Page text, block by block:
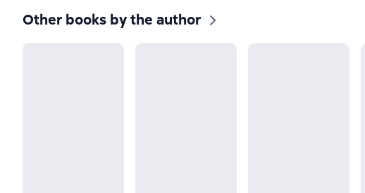
Other books by the author